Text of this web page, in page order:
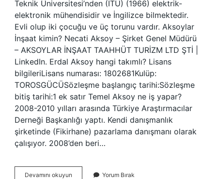
Teknik Üniversitesi’nden (İTÜ) (1966) elektrik-
elektronik mühendisidir ve İngilizce bilmektedir.
Evli olup iki çocuğu ve üç torunu vardır. Aksoylar
İnşaat kimin? Necati Aksoy – Şirket Genel Müdürü
– AKSOYLAR İNŞAAT TAAHHÜT TURİZM LTD ŞTİ |
LinkedIn. Erdal Aksoy hangi takımlı? Lisans
bilgileriLisans numarası: 1802681Kulüp:
TOROSGÜCÜSözleşme başlangıç ​​tarihi:Sözleşme
bitiş tarihi:1 ek satır Temel Aksoy ne iş yapar?
2008-2010 yılları arasında Türkiye Araştırmacılar
Derneği Başkanlığı yaptı. Kendi danışmanlık
şirketinde (Fikirhane) pazarlama danışmanı olarak
çalışıyor. 2008’den beri…
Devamını okuyun Yorum Bırak